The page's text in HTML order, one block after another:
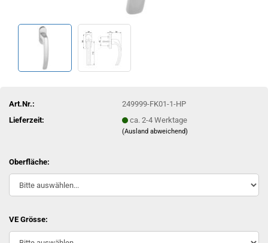
Art.Nr.:
249999-FK01-1-HP
Lieferzeit:
ca. 2-4 Werktage
(Ausland abweichend)
Oberfläche:
VE Grösse: